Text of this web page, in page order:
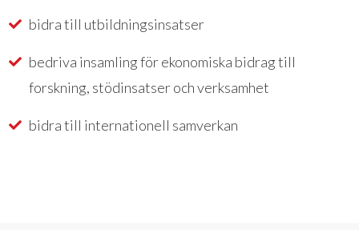
bidra till utbildningsinsatser
bedriva insamling för ekonomiska bidrag till
forskning, stödinsatser och verksamhet
bidra till internationell samverkan